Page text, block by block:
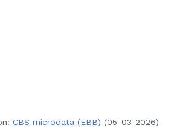
CBS microdata (EBB) (05-03-2026)